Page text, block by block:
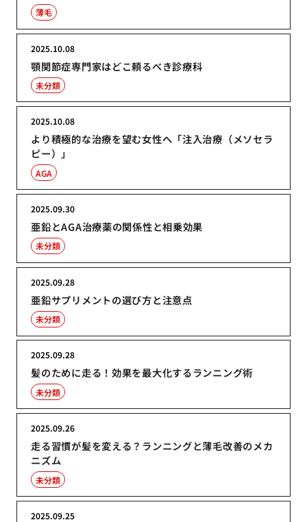
薄毛
顎関節症専門家はどこ頼るべき診療科
2025.10.08
未分類
より積極的な治療を望む女性へ「注入治療（メソセラ
ピー）」
2025.10.08
AGA
亜鉛とAGA治療薬の関係性と相乗効果
2025.09.30
未分類
亜鉛サプリメントの選び方と注意点
2025.09.28
未分類
髪のために走る！効果を最大化するランニング術
2025.09.28
未分類
走る習慣が髪を変える？ランニングと薄毛改善のメカ
ニズム
2025.09.26
未分類
2025.09.25